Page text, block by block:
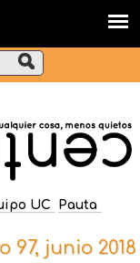
UC Pauta
97, junio 2018